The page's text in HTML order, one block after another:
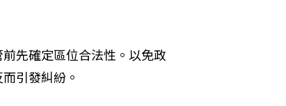
先確定區位合法性。以免政
引發糾紛。